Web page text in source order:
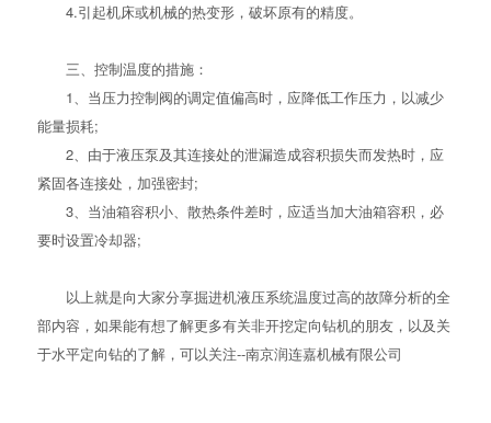
4.引起机床或机械的热变形，破坏原有的精度。
三、控制温度的措施：
1、当压力控制阀的调定值偏高时，应降低工作压力，以减少
能量损耗;
2、由于液压泵及其连接处的泄漏造成容积损失而发热时，应
紧固各连接处，加强密封;
3、当油箱容积小、散热条件差时，应适当加大油箱容积，必
要时设置冷却器;
以上就是向大家分享掘进机液压系统温度过高的故障分析的全
部内容，如果能有想了解更多有关非开挖定向钻机的朋友，以及关
于水平定向钻的了解，可以关注--南京润连嘉机械有限公司